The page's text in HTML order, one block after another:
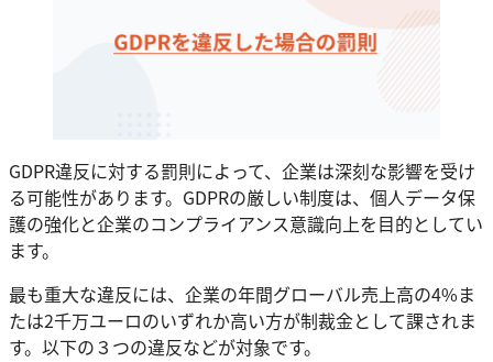
GDPR違反に対する罰則によって、企業は深刻な影響を受け
る可能性があります。GDPRの厳しい制度は、個人データ保
護の強化と企業のコンプライアンス意識向上を目的としてい
ます。
最も重大な違反には、企業の年間グローバル売上高の4%ま
たは2千万ユーロのいずれか高い方が制裁金として課されま
す。以下の３つの違反などが対象です。